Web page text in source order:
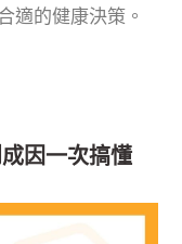
適的健康決策。
因一次搞懂